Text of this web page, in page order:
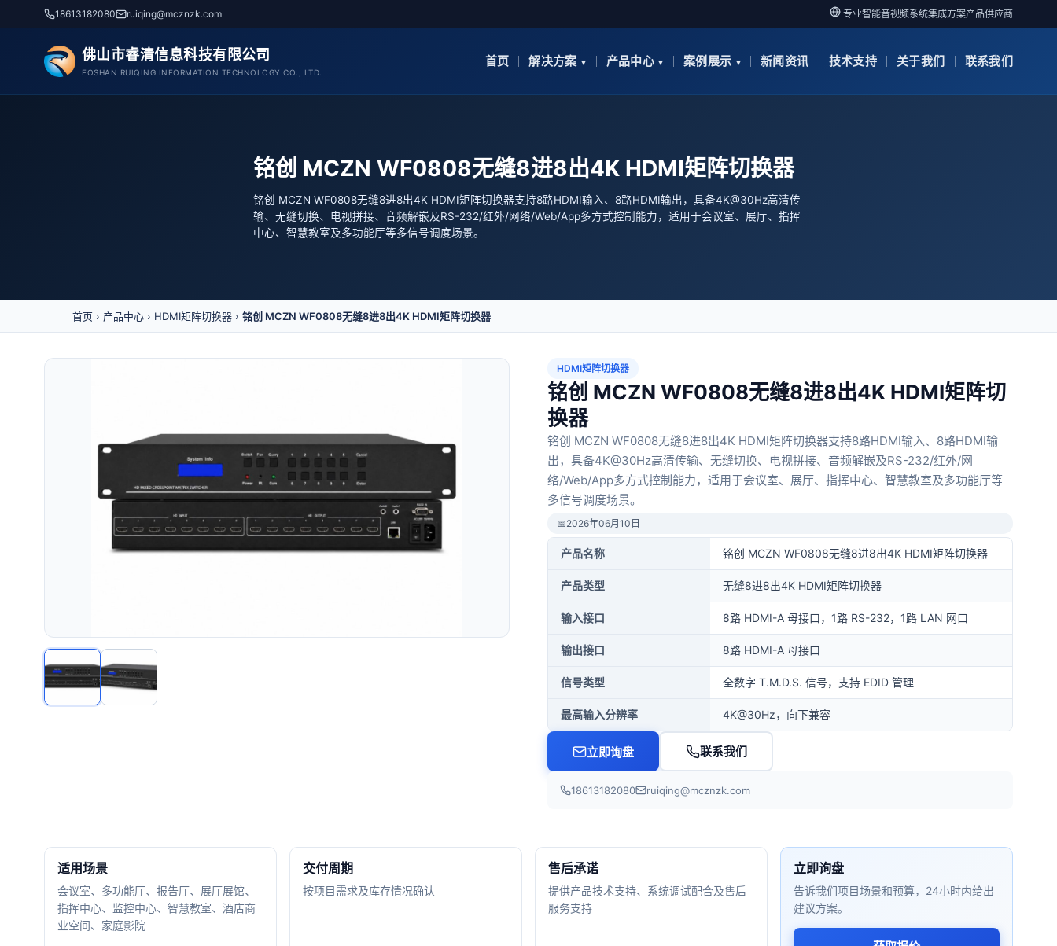
18613182080 ruiqing@mcznzk.com 专业智能音视频系统集成方案产品供应商
佛山市睿清信息科技有限公司
FOSHAN RUIQING INFORMATION TECHNOLOGY CO., LTD.
首页 解决方案 产品中心 案例展示 新闻资讯 技术支持 关于我们 联系我们
铭创 MCZN WF0808无缝8进8出4K HDMI矩阵切换器
铭创 MCZN WF0808无缝8进8出4K HDMI矩阵切换器支持8路HDMI输入、8路HDMI输出，具备4K@30Hz高清传
输、无缝切换、电视拼接、音频解嵌及RS-232/红外/网络/Web/App多方式控制能力，适用于会议室、展厅、指挥
中心、智慧教室及多功能厅等多信号调度场景。
首页 › 产品中心 › HDMI矩阵切换器 › 铭创 MCZN WF0808无缝8进8出4K HDMI矩阵切换器
HDMI矩阵切换器
铭创 MCZN WF0808无缝8进8出4K HDMI矩阵切
换器
铭创 MCZN WF0808无缝8进8出4K HDMI矩阵切换器支持8路HDMI输入、8路HDMI输
出，具备4K@30Hz高清传输、无缝切换、电视拼接、音频解嵌及RS-232/红外/网
络/Web/App多方式控制能力，适用于会议室、展厅、指挥中心、智慧教室及多功能厅等
多信号调度场景。
📅2026年06月10日
产品名称 铭创 MCZN WF0808无缝8进8出4K HDMI矩阵切换器
产品类型 无缝8进8出4K HDMI矩阵切换器
输入接口 8路 HDMI-A 母接口，1路 RS-232，1路 LAN 网口
输出接口 8路 HDMI-A 母接口
信号类型 全数字 T.M.D.S. 信号，支持 EDID 管理
最高输入分辨率 4K@30Hz，向下兼容
立即询盘 联系我们
18613182080 ruiqing@mcznzk.com
适用场景
会议室、多功能厅、报告厅、展厅展馆、
指挥中心、监控中心、智慧教室、酒店商
业空间、家庭影院
交付周期
按项目需求及库存情况确认
售后承诺
提供产品技术支持、系统调试配合及售后
服务支持
立即询盘
告诉我们项目场景和预算，24小时内给出
建议方案。